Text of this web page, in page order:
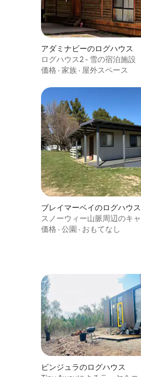
アダミナビーのログハウス
ログハウス2 - 雪の宿泊施設
価格 · 家族 · 屋外スペース
ブレイマーベイのログハウス
スノーウィー山脈周辺のキ
びり過ごす
価格 · 公園 · おもてなし
ビンジュラのログハウス